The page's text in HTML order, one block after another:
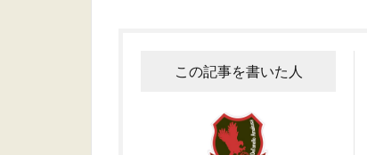
この記事を書いた人